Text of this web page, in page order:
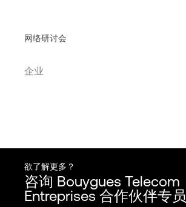
网络研讨会
企业
欲了解更多？
咨询 Bouygues Telecom
Entreprises 合作伙伴专员